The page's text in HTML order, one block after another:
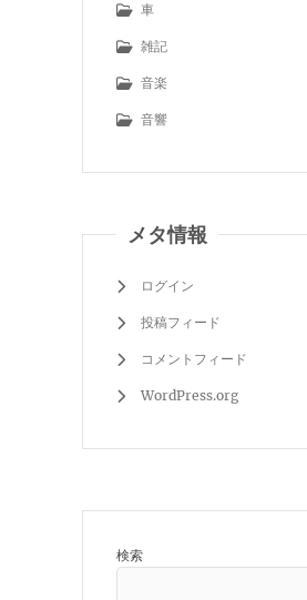
車
雑記
音楽
音響
メタ情報
ログイン
投稿フィード
コメントフィード
WordPress.org
検索